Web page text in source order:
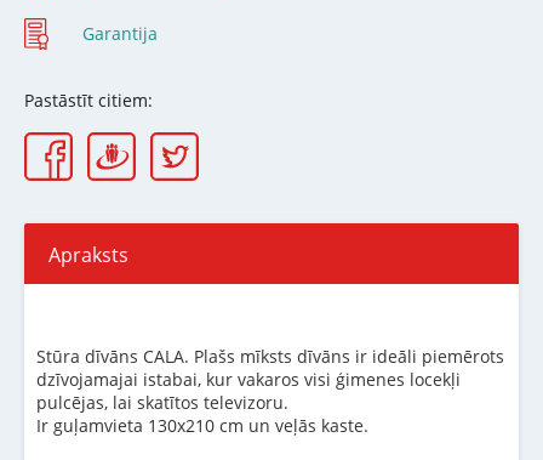
Garantija
Pastāstīt citiem:
Apraksts
Stūra dīvāns CALA. Plašs mīksts dīvāns ir ideāli piemērots
dzīvojamajai istabai, kur vakaros visi ģimenes locekļi
pulcējas, lai skatītos televizoru.
Ir guļamvieta 130x210 cm un veļās kaste.